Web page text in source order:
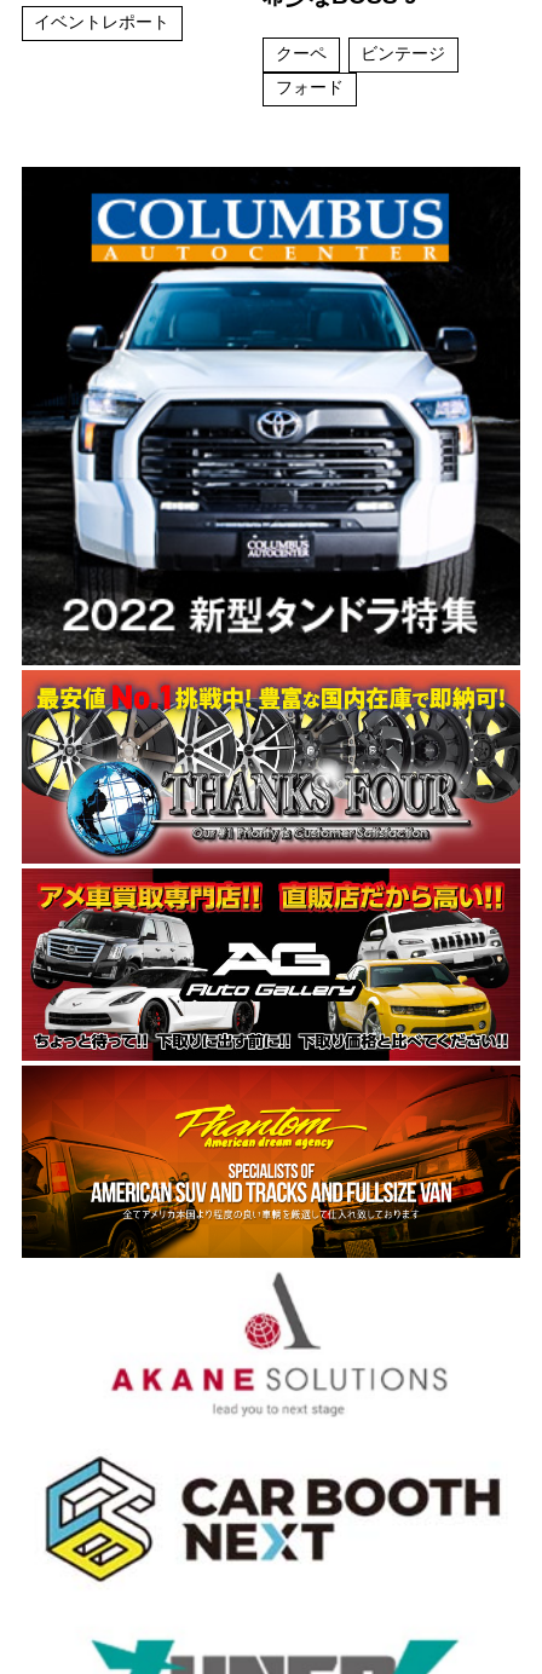
イベントレポート
クーペ
ビンテージ
フォード